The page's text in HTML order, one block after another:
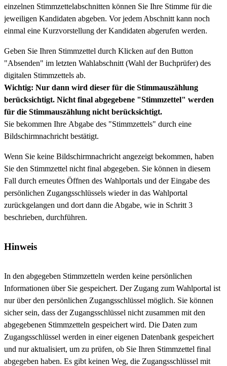
einzelnen Stimmzettelabschnitten können Sie Ihre Stimme für die
jeweiligen Kandidaten abgeben. Vor jedem Abschnitt kann noch
einmal eine Kurzvorstellung der Kandidaten abgerufen werden.
Geben Sie Ihren Stimmzettel durch Klicken auf den Button
"Absenden" im letzten Wahlabschnitt (Wahl der Buchprüfer) des
digitalen Stimmzettels ab.
Wichtig: Nur dann wird dieser für die Stimmauszählung
berücksichtigt. Nicht final abgegebene "Stimmzettel" werden
für die Stimmauszählung nicht berücksichtigt.
Sie bekommen Ihre Abgabe des "Stimmzettels" durch eine
Bildschirmnachricht bestätigt.
Wenn Sie keine Bildschirmnachricht angezeigt bekommen, haben
Sie den Stimmzettel nicht final abgegeben. Sie können in diesem
Fall durch erneutes Öffnen des Wahlportals und der Eingabe des
persönlichen Zugangsschlüssels wieder in das Wahlportal
zurückgelangen und dort dann die Abgabe, wie in Schritt 3
beschrieben, durchführen.
Hinweis
In den abgegeben Stimmzetteln werden keine persönlichen
Informationen über Sie gespeichert. Der Zugang zum Wahlportal ist
nur über den persönlichen Zugangsschlüssel möglich. Sie können
sicher sein, dass der Zugangsschlüssel nicht zusammen mit den
abgegebenen Stimmzetteln gespeichert wird. Die Daten zum
Zugangsschlüssel werden in einer eigenen Datenbank gespeichert
und nur aktualisiert, um zu prüfen, ob Sie Ihren Stimmzettel final
abgegeben haben. Es gibt keinen Weg, die Zugangsschlüssel mit